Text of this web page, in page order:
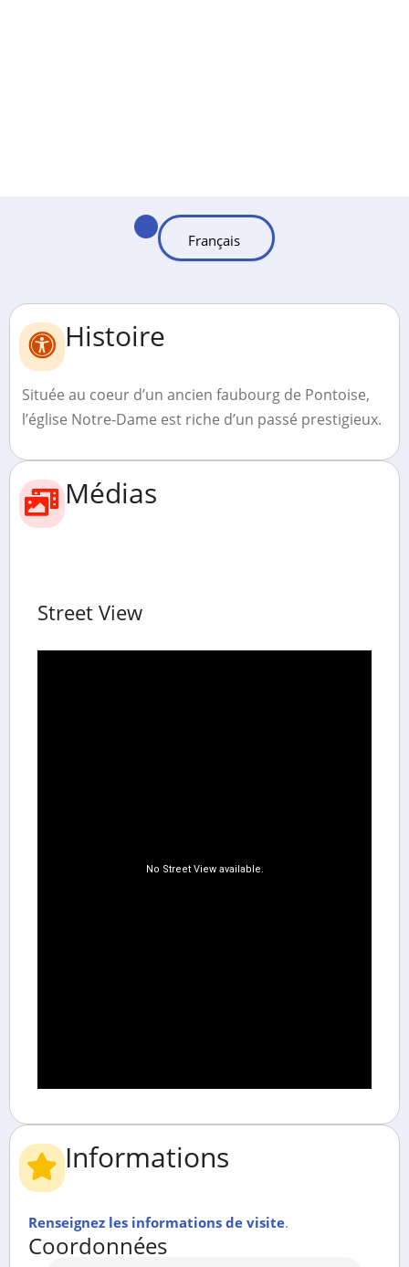
Informations
Renseignez les informations de visite.
Coordonnées
Histoire
Située au coeur d’un ancien faubourg de Pontoise,
l’église Notre-Dame est riche d’un passé prestigieux.
Médias
Street View